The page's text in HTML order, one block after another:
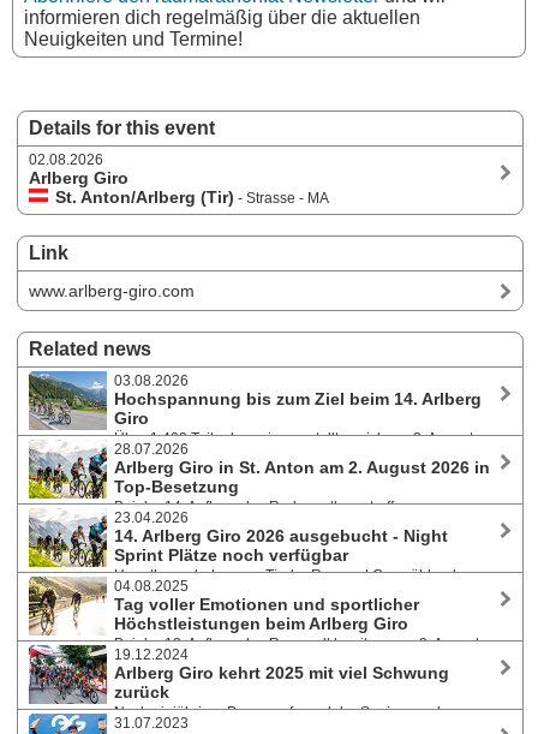
Details for this event
02.08.2026
Arlberg Giro
St. Anton/Arlberg (Tir) - Strasse - MA
Link
www.arlberg-giro.com
Related news
03.08.2026
Hochspannung bis zum Ziel beim 14. Arlberg
Giro
Über 1.400 Teilnehmer:innen stellten sich am 2. August
2026 bei hochsommerlichen Temperaturen der 142 Kilometer langen
Strecke mit mehr als 2.400 Höhenmetern und bewältigten den
anspruchsvollen Kurs rund um den Arlberg.
28.07.2026
Arlberg Giro in St. Anton am 2. August 2026 in
Top-Besetzung
Bei der 14. Auflage des Radmarathons treffen
ambitionierte Amateur:innen, erfahrene Wiederholungstäter:innen,
Newcomer und bekannte Namen der internationalen Radsportszene
aufeinander. Bereits seit Monaten vollständig ausgebucht, können sich
Kurzentschlossene noch einen Startplatz beim St. Anton Night Sprint
sichern.
23.04.2026
14. Arlberg Giro 2026 ausgebucht - Night
Sprint Plätze noch verfügbar
Hauptbewerb des zum Tiroler Rennrad Cup zählenden
Radmarathons in St. Anton am Arlberg am Sonntag, 2. August 2026, mit
1.500 Starter:innen bereits restlos ausgebucht. Startplätze noch für den
Nightsprint am Freitagabend. Drei Tage Rahmenprogramm - Int.
Radkriterium - Rennradcamp für Frauen mit Ultracycling-Weltmeisterin
Elena Roch.
04.08.2025
Tag voller Emotionen und sportlicher
Höchstleistungen beim Arlberg Giro
Bei der 13. Auflage des Rennradklassikers am 3. August
2025 in St. Anton am Arlberg stellten sich 1.200 Rennradfahrer:innen
einer legendären Strecke über 142 Kilometer und 2.400 Höhenmeter.
Der Schweizer Andrin Züger und die Britin Amalie Cooper
triumphierten.
19.12.2024
Arlberg Giro kehrt 2025 mit viel Schwung
zurück
Nach einjähriger Pause aufgrund der Sanierung des
31.07.2023
informieren dich regelmäßig über die aktuellen
Neuigkeiten und Termine!